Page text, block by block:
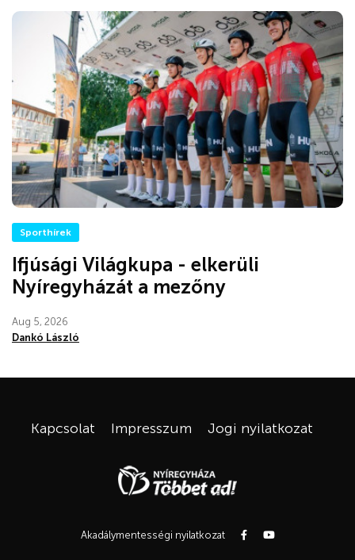
Sporthírek
Ifjúsági Világkupa - elkerüli
Nyíregyházát a mezőny
Aug 5, 2026
Dankó László
Kapcsolat Impresszum Jogi nyilatkozat
Akadálymentességi nyilatkozat